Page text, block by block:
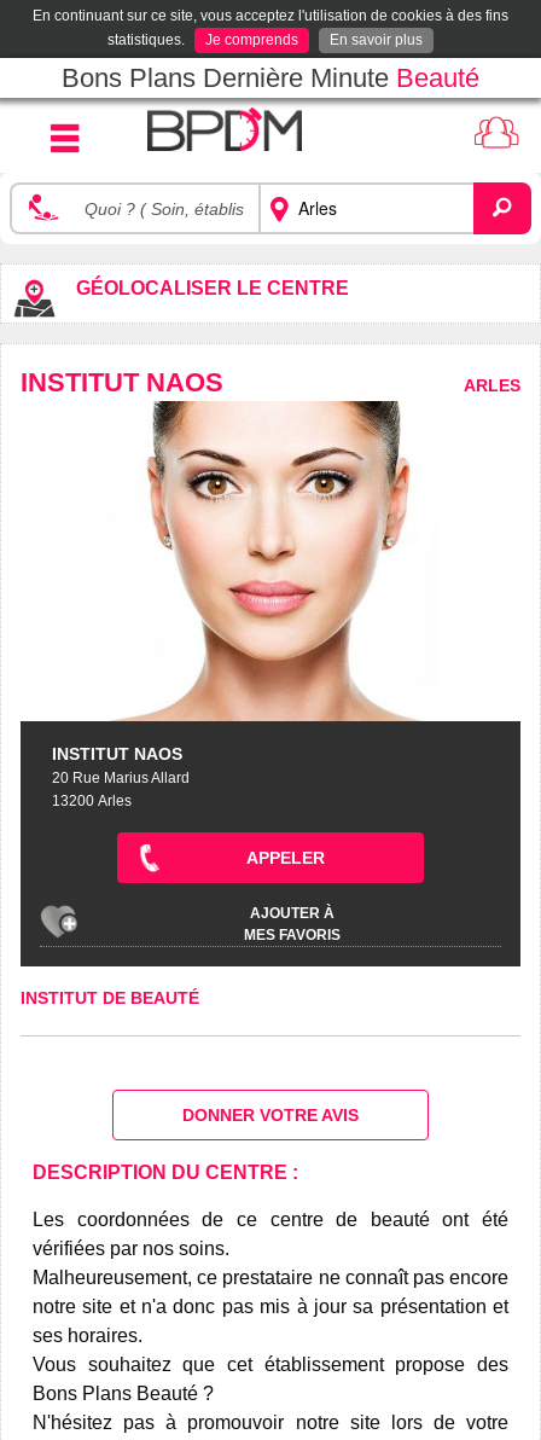
En continuant sur ce site, vous acceptez l'utilisation de cookies à des fins
statistiques.
Je comprends En savoir plus
Bons Plans Dernière Minute Beauté
GÉOLOCALISER LE CENTRE
INSTITUT NAOS ARLES
INSTITUT NAOS
20 Rue Marius Allard
13200 Arles
APPELER
AJOUTER À
MES FAVORIS
INSTITUT DE BEAUTÉ
DONNER VOTRE AVIS
DESCRIPTION DU CENTRE :
Les coordonnées de ce centre de beauté ont été
vérifiées par nos soins.
Malheureusement, ce prestataire ne connaît pas encore
notre site et n'a donc pas mis à jour sa présentation et
ses horaires.
Vous souhaitez que cet établissement propose des
Bons Plans Beauté ?
N'hésitez pas à promouvoir notre site lors de votre